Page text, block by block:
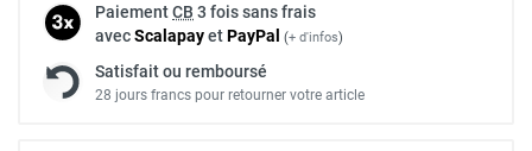
PaiementCB 3 fois sans frais
avecScalapayetPayPal (+ d'infos)
Satisfait ou remboursé
28 jours francs pour retourner votre article